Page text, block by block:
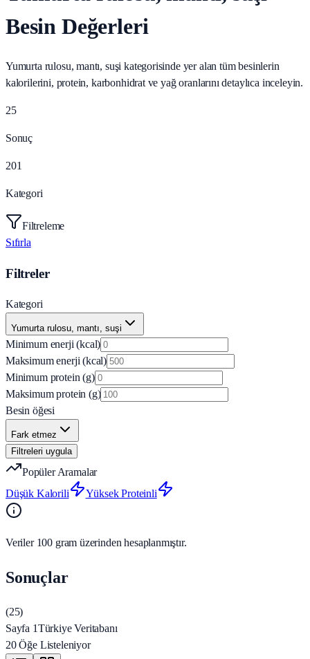
Besin Değerleri
Yumurta rulosu, mantı, suşi kategorisinde yer alan tüm besinlerin
kalorilerini, protein, karbonhidrat ve yağ oranlarını detaylıca inceleyin.
25
Sonuç
201
Kategori
Filtreleme
Sıfırla
Filtreler
Kategori
Yumurta rulosu, mantı, suşi
Minimum enerji (kcal)
Maksimum enerji (kcal)
Minimum protein (g)
Maksimum protein (g)
Besin öğesi
Fark etmez
Filtreleri uygula
Popüler Aramalar
Düşük Kalorili
Yüksek Proteinli
Veriler 100 gram üzerinden hesaplanmıştır.
Sonuçlar
(25)
Sayfa 1Türkiye Veritabanı
20 Öğe Listeleniyor